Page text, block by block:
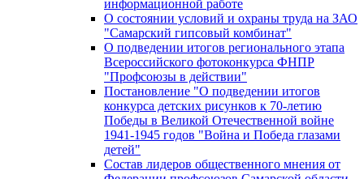
информационной работе
О состоянии условий и охраны труда на ЗАО
"Самарский гипсовый комбинат"
О подведении итогов регионального этапа
Всероссийского фотоконкурса ФНПР
"Профсоюзы в действии"
Постановление "О подведении итогов
конкурса детских рисунков к 70-летию
Победы в Великой Отечественной войне
1941-1945 годов "Война и Победа глазами
детей"
Состав лидеров общественного мнения от